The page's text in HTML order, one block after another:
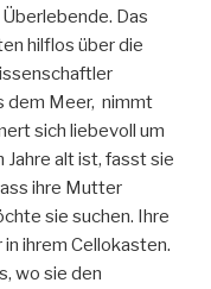
Das
hilflos über die
dem Meer, nimmt
sich liebevoll um
Jahre alt ist, fasst sie
ihre Mutter
sie suchen. Ihre
ihrem Cellokasten.
wo sie den